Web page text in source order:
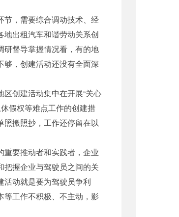
节，需要综合调动技术、经
出租汽车和谐劳动关系创
研督导掌握情况看，有的地
，创建活动还没有全面深
创建活动集中在开展“关心
假权等难点工作的创建措
搬照抄，工作还停留在以
要推动者和实践者，企业
握企业与驾驶员之间的关
活动就是要为驾驶员争利
工作不积极、不主动，影